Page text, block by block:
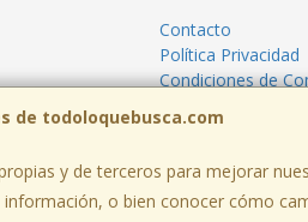
de todoloquebusca.com
y de terceros para mejorar
o bien conocer cómo
Contacto
Política Privacidad
Condiciones de
España. -